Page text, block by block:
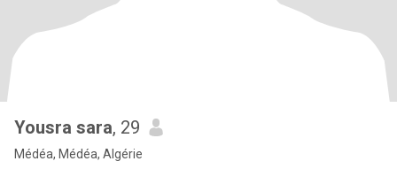
Yousra sara, 29
Médéa, Médéa, Algérie